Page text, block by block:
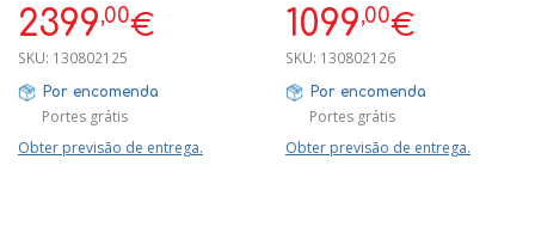
2399,00€
SKU: 130802125
Por encomenda
Portes grátis
Obter previsão de entrega.
1099,00€
SKU: 130802126
Por encomenda
Portes grátis
Obter previsão de entrega.